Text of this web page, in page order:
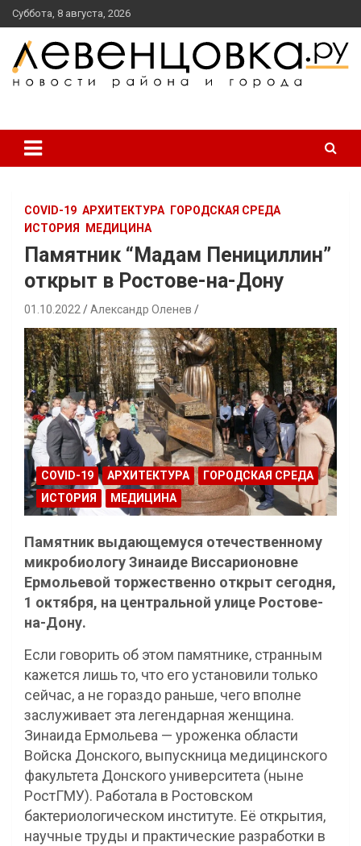
перейти
к
содержанию
Суббота, 8 августа, 2026
COVID-19 АРХИТЕКТУРА
ГОРОДСКАЯ СРЕДА
ИСТОРИЯ
МЕДИЦИНА
Памятник “Мадам Пенициллин”
открыт в Ростове-на-Дону
01.10.2022 Александр Оленев
COVID-19 АРХИТЕКТУРА
ГОРОДСКАЯ СРЕДА
ИСТОРИЯ
МЕДИЦИНА
Памятник выдающемуся отечественному
микробиологу Зинаиде Виссарионовне
Ермольевой торжественно открыт сегодня,
1 октября, на центральной улице Ростове-
на-Дону.
Если говорить об этом памятнике, странным
кажется лишь то, что его установили только
сейчас, а не гораздо раньше, чего вполне
заслуживает эта легендарная женщина.
Зинаида Ермольева — уроженка области
Войска Донского, выпускница медицинского
факультета Донского университета (ныне
РостГМУ). Работала в Ростовском
бактериологическом институте. Её открытия,
научные труды и практические разработки в